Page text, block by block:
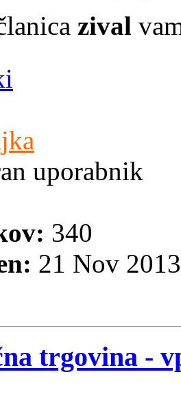
zival
uporabnik
340
21 Nov
trgovina -